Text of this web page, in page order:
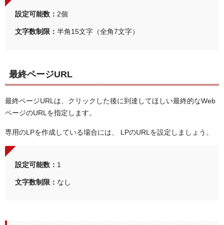
設定可能数： 2個
文字数制限： 半角15文字（全角7文字）
最終ページURL
最終ページURLは、クリックした後に到達してほしい最終的なWeb
ページのURLを指定します。
専用のLPを作成している場合には、 LPのURLを設定しましょう。
設定可能数： 1
文字数制限： なし